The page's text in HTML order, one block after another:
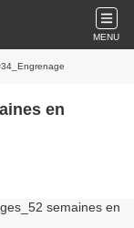
MENU
en